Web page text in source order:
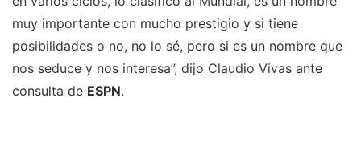
muy importante con mucho prestigio y si tiene
posibilidades o no, no lo sé, pero si es un nombre que
nos seduce y nos interesa”, dijo Claudio Vivas ante
consulta de ESPN.